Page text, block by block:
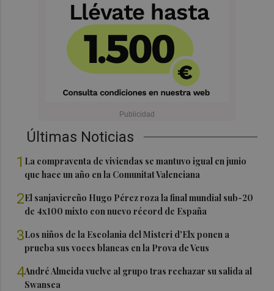
Últimas Noticias
1 La compraventa de viviendas se mantuvo igual en junio
que hace un año en la Comunitat Valenciana
2El sanjaviereño Hugo Pérez roza la final mundial sub-20
de 4x100 mixto con nuevo récord de España
3Los niños de la Escolania del Misteri d'Elx ponen a
prueba sus voces blancas en la Prova de Veus
4André Almeida vuelve al grupo tras rechazar su salida al
Swansea